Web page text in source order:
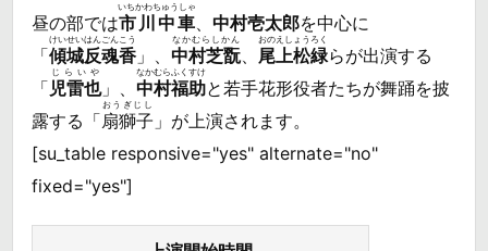
昼の部では市川中車
いちかわちゅうしゃ
、 中村壱太郎を中心に
「傾城反魂香
けいせいはんごんこう
」、 中村芝翫
なかむらしかん
、 尾上松緑
おのえしょうろく
らが出演する
「児雷也
じらいや
」、 中村福助
なかむらふくすけ
と若手花形役者たちが舞踊を披
露する「扇獅子
おうぎじし
」が上演されます。
[su_table responsive="yes" alternate="no"
fixed="yes"]